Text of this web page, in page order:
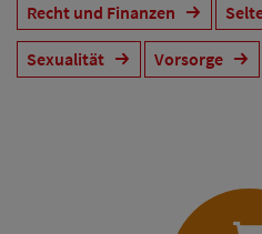
Recht und Finanzen
Sexualität Vorsorge